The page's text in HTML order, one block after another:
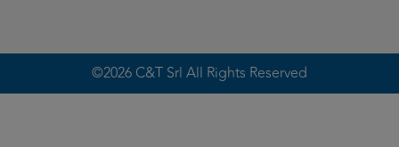
©2026 C&T Srl All Rights Reserved